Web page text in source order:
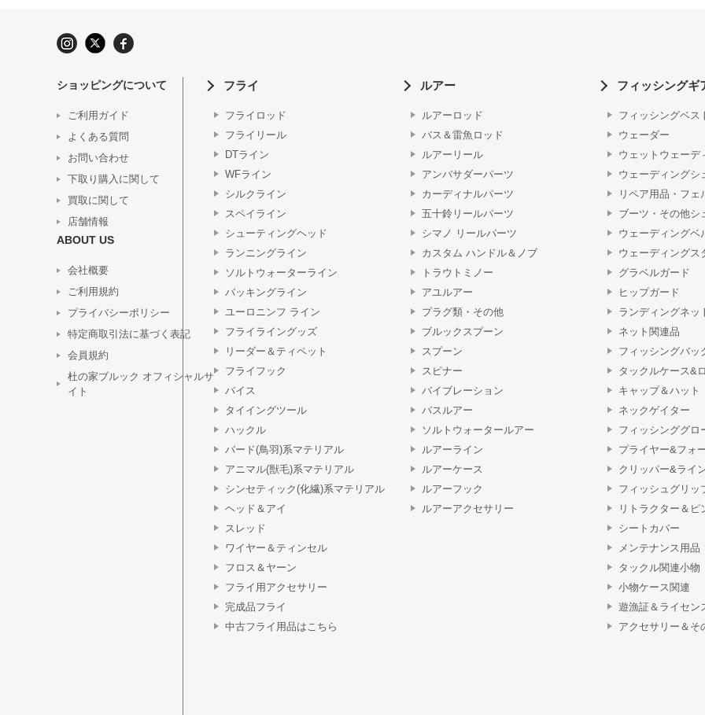
ショッピングについて
ご利用ガイド
よくある質問
お問い合わせ
下取り購入に関して
買取に関して
店舗情報
ABOUT US
会社概要
ご利用規約
プライバシーポリシー
特定商取引法に基づく表記
会員規約
杜の家ブルック オフィシャルサ
イト
フライ
フライロッド
フライリール
DTライン
WFライン
シルクライン
スペイライン
シューティングヘッド
ランニングライン
ソルトウォーターライン
バッキングライン
ユーロニンフ ライン
フライライングッズ
リーダー＆ティペット
フライフック
バイス
タイイングツール
ハックル
バード(鳥羽)系マテリアル
アニマル(獣毛)系マテリアル
シンセティック(化繊)系マテリアル
ヘッド＆アイ
スレッド
ワイヤー＆ティンセル
フロス＆ヤーン
フライ用アクセサリー
完成品フライ
中古フライ用品はこちら
ルアー
ルアーロッド
バス＆雷魚ロッド
ルアーリール
アンバサダーパーツ
カーディナルパーツ
五十鈴リールパーツ
シマノ リールパーツ
カスタム ハンドル＆ノブ
トラウトミノー
アユルアー
プラグ類・その他
ブルックスプーン
スプーン
スピナー
バイブレーション
バスルアー
ソルトウォータールアー
ルアーライン
ルアーケース
ルアーフック
ルアーアクセサリー
フィッシングギ
フィッシングベス
ウェーダー
ウェットウェーデ
ウェーディングシ
リペア用品・フェ
ブーツ・その他シ
ウェーディングベ
ウェーディングス
グラベルガード
ヒップガード
ランディングネッ
ネット関連品
フィッシングバッ
タックルケース&
キャップ＆ハット
ネックゲイター
フィッシンググロ
プライヤー&フォ
クリッパー&ライ
フィッシュグリッ
リトラクター＆ピ
シートカバー
メンテナンス用品
タックル関連小物
小物ケース関連
遊漁証＆ライセン
アクセサリー＆そ